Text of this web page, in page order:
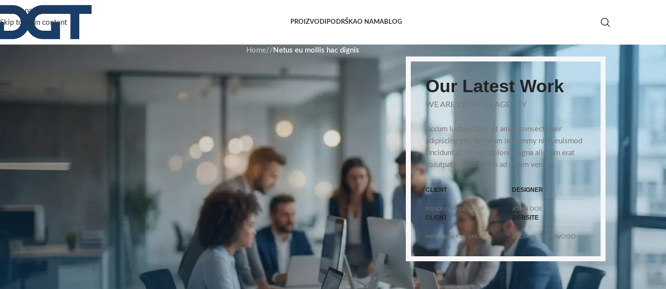
Skip to navigation
Skip to main content
PROIZVODI PODRŠKAO NAMABLOG
Home// Netus eu mollis hac dignis
Our Latest Work
WE ARE CREATIVE AGENCY
Accum luctus dolor sit amet, consectetuer
adipiscing elit, sed diam nonummy nibh euismod
tincidunt ut laoreet dolore magna aliquam erat
volutpat. Ut wisi enim ad minim veniam.
CLIENT
MINDSPARKLE SHOP
DESIGNER
JOHN DOE
CLIENT
MINDSPARKLE SHOP
WEBSITE
XTEMOS.COM/WOOD